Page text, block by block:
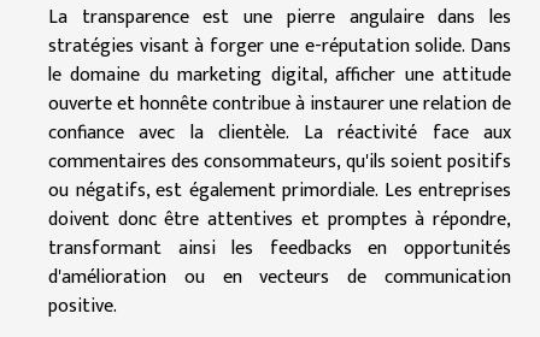
La transparence est une pierre angulaire dans les
stratégies visant à forger une e-réputation solide. Dans
le domaine du marketing digital, afficher une attitude
ouverte et honnête contribue à instaurer une relation de
confiance avec la clientèle. La réactivité face aux
commentaires des consommateurs, qu'ils soient positifs
ou négatifs, est également primordiale. Les entreprises
doivent donc être attentives et promptes à répondre,
transformant ainsi les feedbacks en opportunités
d'amélioration ou en vecteurs de communication
positive.